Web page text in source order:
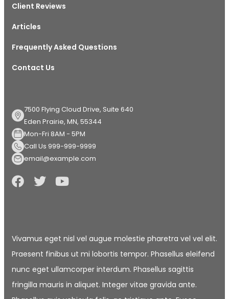
Client Reviews
Articles
Frequently Asked Questions
Contact Us
7500 Flying Cloud Drive, Suite 640
Eden Prairie, MN, 55344
Mon-Fri 8AM - 5PM
Call Us 999-999-9999
email@example.com
Vivamus eget nisl vel augue molestie pharetra vel vel elit.
Praesent finibus ut mi lobortis tempor. Phasellus eleifend
nunc eget ullamcorper interdum. Phasellus sagittis
fringilla mauris in aliquet. Integer vitae gravida ante.